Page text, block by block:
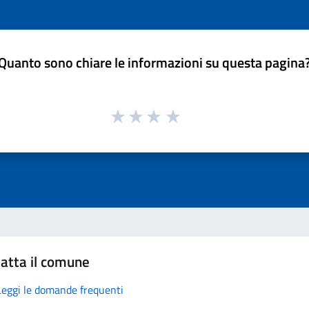
sono chiare le informazioni su questa
il comune
le domande frequenti